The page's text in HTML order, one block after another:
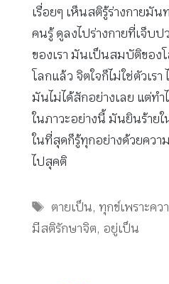
เรื่อยๆ เห็นสติรู้ร่างกายมั
คนรู้ ดูลงไปร่างกายที่เจ็บป
ของเรา มันเป็นสมบัติของ
โลกแล้ว จิตใจก็ไม่ใช่ตัวเรา
มันไม่ได้สักอย่างเลย แต่ท
ในภาวะอย่างนี้ มันยินร้าย
ในที่สุดก็รู้ทุกอย่างด้วยควา
ไปสุคติ
Tags
ตายเป็น, ทุกข์เพราะคว
มีสติรักษาจิต, อยู่เป็น